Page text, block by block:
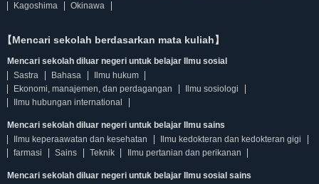
Kagoshima
Okinawa
【Mencari sekolah berdasarkan mata kuliah】
Mencari sekolah diluar negeri untuk belajar Ilmu sosial
Sastra
Bahasa
Ilmu hukum
Ekonomi, manajemen, dan perdagangan
Ilmu sosiologi
Ilmu hubungan international
Mencari sekolah diluar negeri untuk belajar Ilmu sains
Ilmu keperaawatan dan kesehatan
Ilmu kedokteran dan kedokteran gigi
farmasi
Sains Teknik Ilmu pertanian dan perikanan
Mencari sekolah diluar negeri untuk belajar Ilmu sosial sains